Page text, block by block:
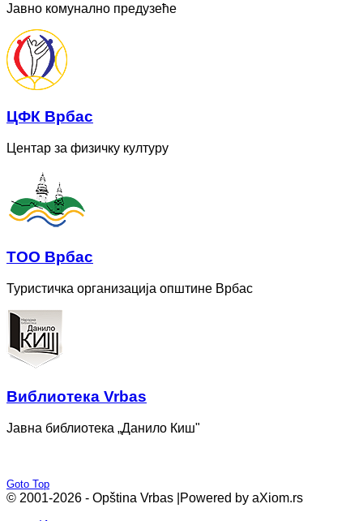
Јавно комунално предузеће
ЦФК Врбас
Центар за физичку културу
ТОО Врбас
Туристичка организација општине Врбас
Bиблиотека Vrbas
Јавна библиотека „Данило Киш"
Goto Top
© 2001-2026 - Opština Vrbas | Powered by aXiom.rs